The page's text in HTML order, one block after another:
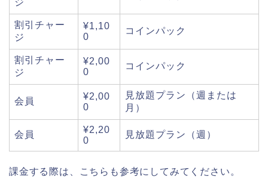
ジ
割引チャー
ジ
¥1,10
0
コインパック
割引チャー
ジ
¥2,00
0
コインパック
会員
¥2,00
0
見放題プラン（週または
月）
会員
¥2,20
0
見放題プラン（週）
課金する際は、こちらも参考にしてみてください。